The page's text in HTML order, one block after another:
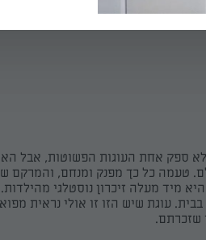
ספק אחת העוגות הפשוטות, אבל
טעמה כל כך מפנק ומנחם, והמרקם
מיד מעלה זיכרון נוסטלגי
עוגת שיש הזו זו אולי נראית
שזכרתם.